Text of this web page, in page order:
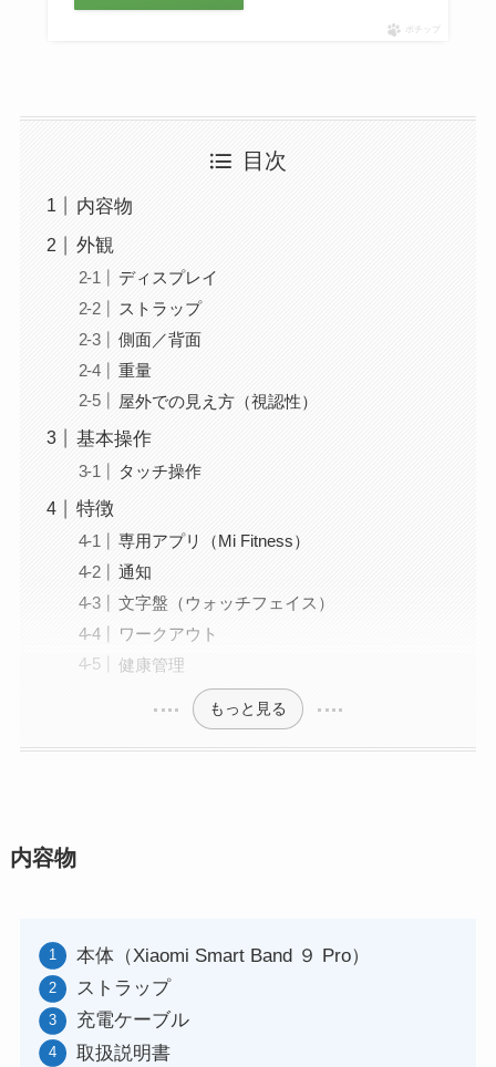
ポチップ
目次
内容物
外観
ディスプレイ
ストラップ
側面／背面
重量
屋外での見え方（視認性）
基本操作
タッチ操作
特徴
専用アプリ（Mi Fitness）
通知
文字盤（ウォッチフェイス）
ワークアウト
健康管理
もっと見る
内容物
本体（Xiaomi Smart Band ９ Pro）
ストラップ
充電ケーブル
取扱説明書